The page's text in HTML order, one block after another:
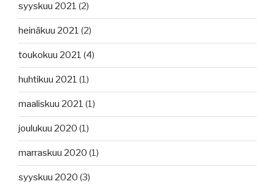
syyskuu 2021 (2)
heinäkuu 2021 (2)
toukokuu 2021 (4)
huhtikuu 2021 (1)
maaliskuu 2021 (1)
joulukuu 2020 (1)
marraskuu 2020 (1)
syyskuu 2020 (3)